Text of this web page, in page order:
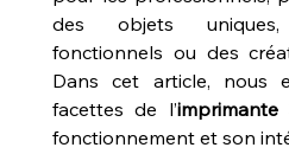
des objets
fonctionnels ou des
Dans cet article, nous
facettes de l’imprimante
fonctionnement et son